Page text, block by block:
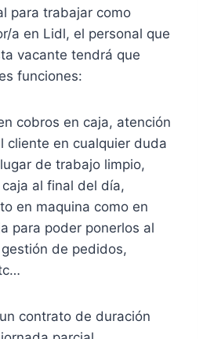
para trabajar como
a en Lidl, el personal que
vacante tendrá que
funciones:
cobros en caja, atención
cliente en cualquier duda
de trabajo limpio,
al final del día,
en maquina como en
para poder ponerlos al
de pedidos,
contrato de duración